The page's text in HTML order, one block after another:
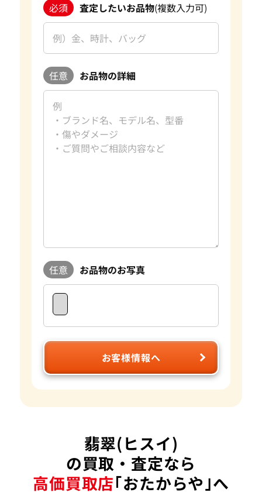
必須 査定したいお品物(複数入力可)
任意 お品物の詳細
任意 お品物のお写真
お客様情報へ
翡翠(ヒスイ)
の買取・査定なら
高価買取店｢おたからや｣へ